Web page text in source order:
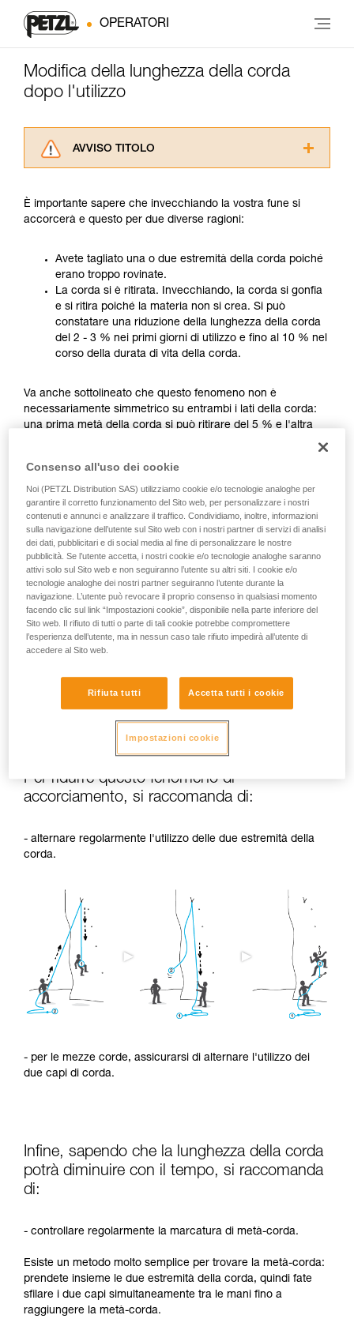
OPERATORI
Modifica della lunghezza della corda
dopo l'utilizzo
AVVISO TITOLO
consultarlo. Dovete aver compreso le
informazioni dell’istruzione tecnica per poter
La padronanza di queste tecniche richiede una
formazione ed un addestramento specifico.
Verificate con un professionista la vostra
capacità di rifare la manovra, da soli, in piena
sicurezza, prima di riprodurla autonomamente.
Forniamo esempi di tecniche relative alla vostra
attività. Ne possono esistere altre che non
È importante sapere che invecchiando la vostra fune si
accorcerà e questo per due diverse ragioni:
Avete tagliato una o due estremità della corda poiché
erano troppo rovinate.
La corda si è ritirata. Invecchiando, la corda si gonfia
e si ritira poiché la materia non si crea. Si può
constatare una riduzione della lunghezza della corda
del 2 - 3 % nei primi giorni di utilizzo e fino al 10 % nel
corso della durata di vita della corda.
Va anche sottolineato che questo fenomeno non è
necessariamente simmetrico su entrambi i lati della corda:
una prima metà della corda si può ritirare del 5 % e l'altra
L'accorciamento è tanto più marcato se la corda si bagna e
poi viene asciugata senza essere stata messa sotto tensione
(per esempio, escursione su neve).
Per ridurre questo fenomeno di
accorciamento, si raccomanda di:
- alternare regolarmente l'utilizzo delle due estremità della
corda.
- per le mezze corde, assicurarsi di alternare l'utilizzo dei
due capi di corda.
Infine, sapendo che la lunghezza della corda
potrà diminuire con il tempo, si raccomanda
di:
- controllare regolarmente la marcatura di metà-corda.
Esiste un metodo molto semplice per trovare la metà-corda:
prendete insieme le due estremità della corda, quindi fate
sfilare i due capi simultaneamente tra le mani fino a
raggiungere la metà-corda.
Consenso all'uso dei cookie
Noi (PETZL Distribution SAS) utilizziamo cookie e/o tecnologie analoghe per
garantire il corretto funzionamento del Sito web, per personalizzare i nostri
contenuti e annunci e analizzare il traffico. Condividiamo, inoltre, informazioni
sulla navigazione dell’utente sul Sito web con i nostri partner di servizi di analisi
dei dati, pubblicitari e di social media al fine di personalizzare le nostre
pubblicità. Se l’utente accetta, i nostri cookie e/o tecnologie analoghe saranno
attivi solo sul Sito web e non seguiranno l’utente su altri siti. I cookie e/o
tecnologie analoghe dei nostri partner seguiranno l’utente durante la
navigazione. L’utente può revocare il proprio consenso in qualsiasi momento
facendo clic sul link “Impostazioni cookie”, disponibile nella parte inferiore del
Sito web. Il rifiuto di tutti o parte di tali cookie potrebbe compromettere
l’esperienza dell’utente, ma in nessun caso tale rifiuto impedirà all’utente di
accedere al Sito web.
Rifiuta tutti Accetta tutti i cookie
Impostazioni cookie